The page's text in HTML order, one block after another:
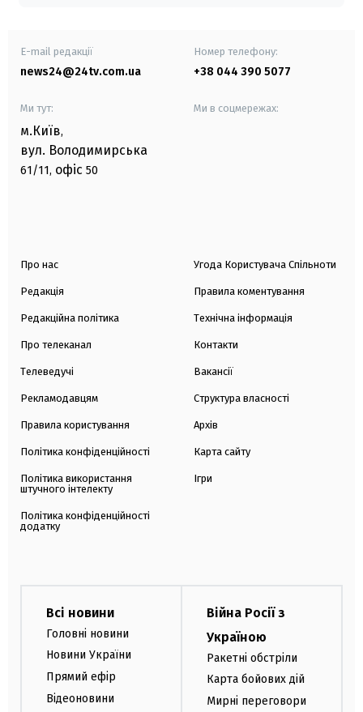
E-mail редакції
news24@24tv.com.ua
Номер телефону:
+38 044 390 5077
Ми тут:
м.Київ,
вул. Володимирська
61/11, офіс 50
Ми в соцмережах:
Про нас
Редакція
Редакційна політика
Про телеканал
Телеведучі
Рекламодавцям
Правила користування
Політика конфіденційності
Політика використання
штучного інтелекту
Політика конфіденційності
додатку
Угода Користувача Спільноти
Правила коментування
Технічна інформація
Контакти
Вакансії
Структура власності
Архів
Карта сайту
Ігри
Всі новини
Головні новини
Новини України
Прямий ефір
Відеоновини
Війна Росії з
Україною
Ракетні обстріли
Карта бойових дій
Мирні переговори